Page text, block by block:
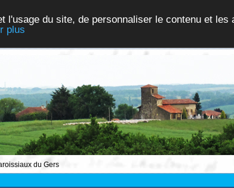
l'usage du site, de personnaliser le contenu et
plus
du Gers